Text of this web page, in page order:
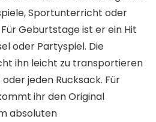
Sportunterricht oder
Geburtstage ist er ein Hit
oder Partyspiel. Die
ihn leicht zu transportieren
jeden Rucksack. Für
ihr den Original
absoluten